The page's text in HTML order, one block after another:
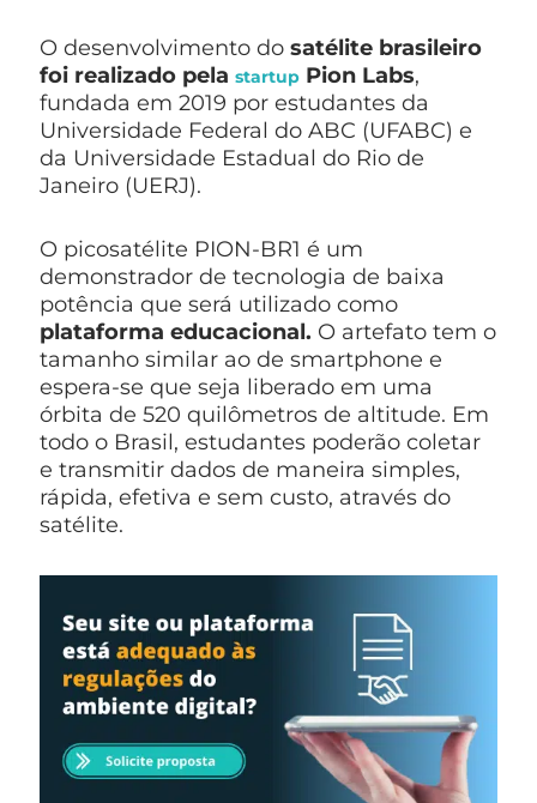
O desenvolvimento do satélite brasileiro
foi realizado pela startup Pion Labs,
fundada em 2019 por estudantes da
Universidade Federal do ABC (UFABC) e
da Universidade Estadual do Rio de
Janeiro (UERJ).
O picosatélite PION-BR1 é um
demonstrador de tecnologia de baixa
potência que será utilizado como
plataforma educacional. O artefato tem o
tamanho similar ao de smartphone e
espera-se que seja liberado em uma
órbita de 520 quilômetros de altitude. Em
todo o Brasil, estudantes poderão coletar
e transmitir dados de maneira simples,
rápida, efetiva e sem custo, através do
satélite.